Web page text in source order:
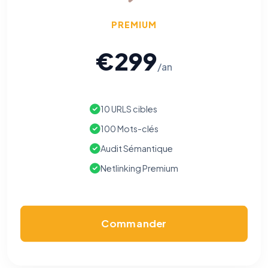
PREMIUM
€299/an
10 URLS cibles
100 Mots-clés
Audit Sémantique
Netlinking Premium
Commander